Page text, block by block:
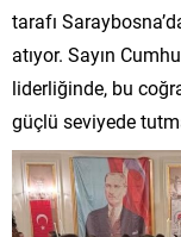
tarafı
atıyor. Sayın
liderliğinde, bu
güçlü seviyede